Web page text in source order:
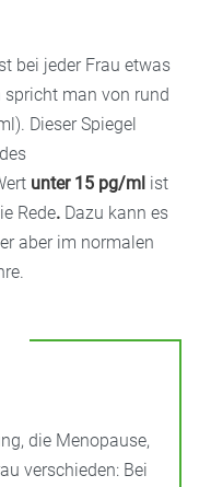
bei jeder Frau etwas
man von rund
Dieser Spiegel
unter 15 pg/ml ist
Rede. Dazu kann es
aber im normalen
die Menopause,
verschieden: Bei